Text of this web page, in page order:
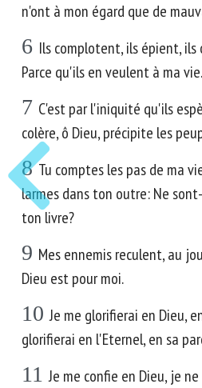
n'ont à mon égard que de
6 Ils complotent, ils épient, ils
Parce qu'ils en veulent à ma vie.
7 C'est par l'iniquité qu'ils
colère, ô Dieu, précipite les
8 Tu comptes les pas de ma
larmes dans ton outre: Ne
ton livre?
9 Mes ennemis reculent, au
Dieu est pour moi.
10 Je me glorifierai en Dieu,
glorifierai en l'Eternel, en sa
11 Je me confie en Dieu, je